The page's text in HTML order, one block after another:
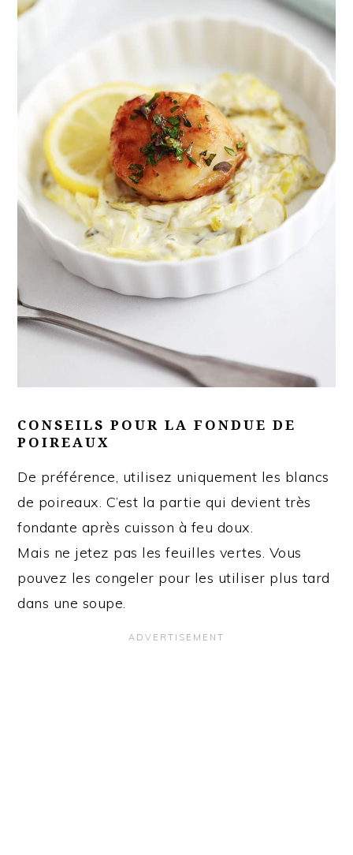
CONSEILS POUR LA FONDUE DE
POIREAUX
De préférence, utilisez uniquement les blancs
de poireaux. C’est la partie qui devient très
fondante après cuisson à feu doux.
Mais ne jetez pas les feuilles vertes. Vous
pouvez les congeler pour les utiliser plus tard
dans une soupe.